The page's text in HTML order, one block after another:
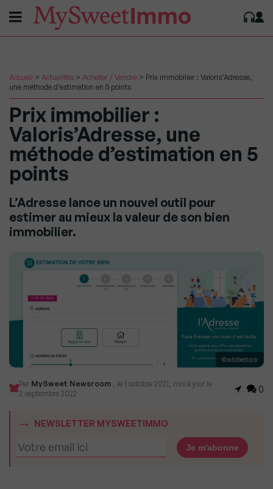
Accueil > Actualités > Acheter / Vendre > Prix immobilier : Valoris’Adresse,
une méthode d’estimation en 5 points
Prix immobilier :
Valoris’Adresse, une
méthode d’estimation en 5
points
L’Adresse lance un nouvel outil pour
estimer au mieux la valeur de son bien
immobilier.
© adobestock
Par MySweet Newsroom , le 1 octobre 2021, mis à jour le
2 septembre 2022
0
NEWSLETTER MYSWEETIMMO